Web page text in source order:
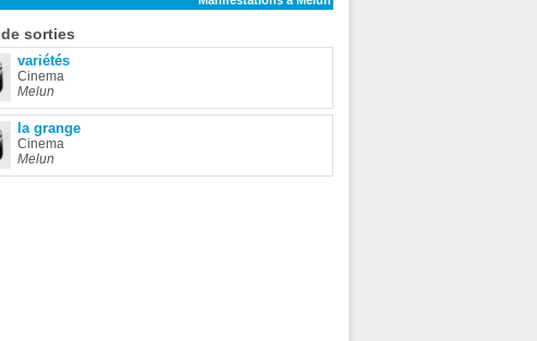
de sorties
variétés
Cinema
Melun
la grange
Cinema
Melun